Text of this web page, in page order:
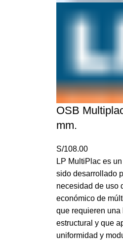
OSB
mm.
S/108.00
LP MultiPlac es
sido desarrollado
necesidad de uso
económico de
que requieren
estructural y que
uniformidad y